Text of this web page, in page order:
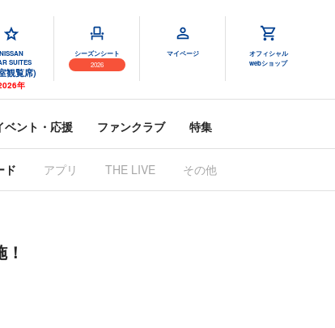
NISSAN
SUITES
観覧席)
年
シーズンシート
2026
マイページ
オフィシャル
webショップ
ベント・応援 ファンクラブ 特集
ド アプリ THE LIVE その他